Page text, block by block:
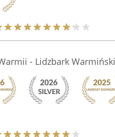
- Lidzbark Warmiński